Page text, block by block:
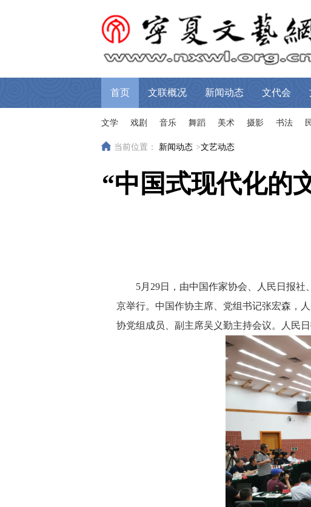
首页 文联概况 新闻动态 文代会
文学 戏剧 音乐 舞蹈 美术 摄影 书法
当前位置： 新闻动态 >文艺动态
“中国式现代化的
5月29日，由中国作家协会、人民日报社
京举行。中国作协主席、党组书记张宏森，
协党组成员、副主席吴义勤主持会议。人民